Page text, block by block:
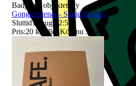
Badge på objektet:
Ny
Gonggi Stenar - Squid Games
Sluttid11 aug 22:51
Pris:20 kr Eller Köp nu 30 kr